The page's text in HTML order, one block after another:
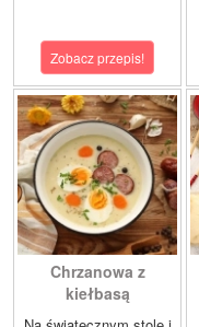
Zobacz przepis!
Chrzanowa z
kiełbasą